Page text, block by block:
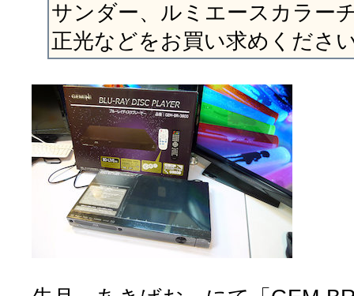
サンダー、ルミエースカラー
正光などをお買い求めくださ